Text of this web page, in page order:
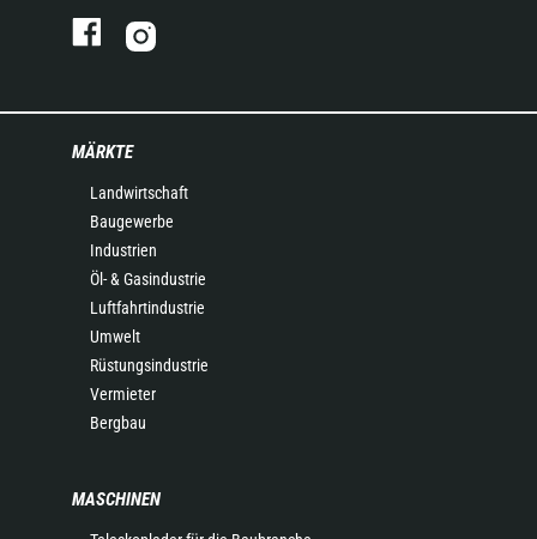
MÄRKTE
Landwirtschaft
Baugewerbe
Industrien
Öl- & Gasindustrie
Luftfahrtindustrie
Umwelt
Rüstungsindustrie
Vermieter
Bergbau
MASCHINEN